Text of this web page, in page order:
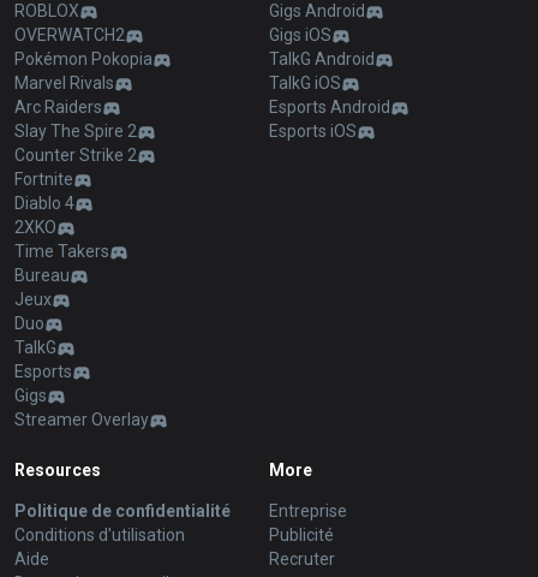
ROBLOX
OVERWATCH2
Pokémon Pokopia
Marvel Rivals
Arc Raiders
Slay The Spire 2
Counter Strike 2
Fortnite
Diablo 4
2XKO
Time Takers
Bureau
Jeux
Duo
TalkG
Esports
Gigs
Streamer Overlay
Gigs Android
Gigs iOS
TalkG Android
TalkG iOS
Esports Android
Esports iOS
Resources
Politique de confidentialité
Conditions d'utilisation
Aide
More
Entreprise
Publicité
Recruter